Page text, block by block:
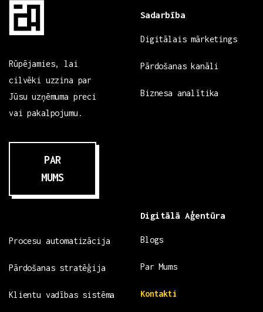
Rūpējamies, lai
cilvēki uzzina par
Jūsu uzņēmuma preci
vai pakalpojumu.
PAR
MUMS
Sadarbība
Digitālais mārketings
Pārdošanas kanāli
Biznesa analītika
Procesu automatizācija
Pārdošanas stratēģija
Klientu vadības sistēma
Digitālā Aģentūra
Blogs
Par Mums
Kontakti